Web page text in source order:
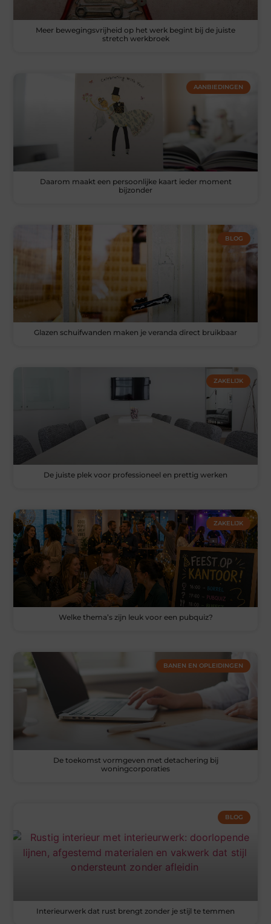
Meer bewegingsvrijheid op het werk begint bij de juiste
stretch werkbroek
AANBIEDINGEN
Daarom maakt een persoonlijke kaart ieder moment
bijzonder
BLOG
Glazen schuifwanden maken je veranda direct bruikbaar
ZAKELIJK
De juiste plek voor professioneel en prettig werken
ZAKELIJK
Welke thema’s zijn leuk voor een pubquiz?
BANEN EN OPLEIDINGEN
De toekomst vormgeven met detachering bij
woningcorporaties
BLOG
Interieurwerk dat rust brengt zonder je stijl te temmen